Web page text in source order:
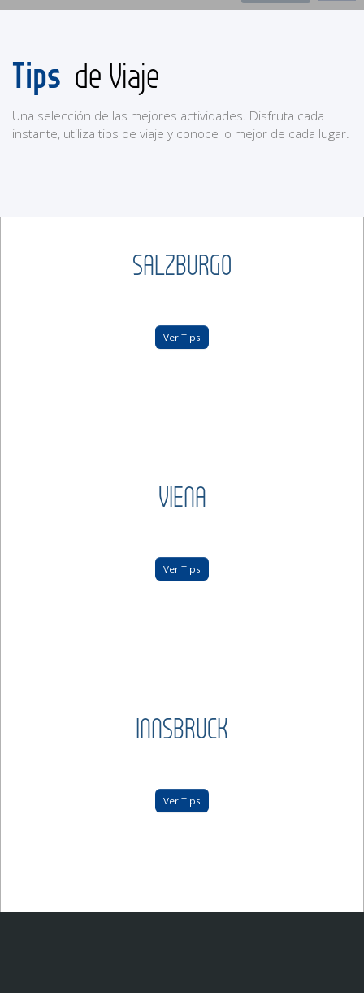
Tips de Viaje
Una selección de las mejores actividades. Disfruta cada
instante, utiliza tips de viaje y conoce lo mejor de cada lugar.
SALZBURGO
Ver Tips
VIENA
Ver Tips
INNSBRUCK
Ver Tips